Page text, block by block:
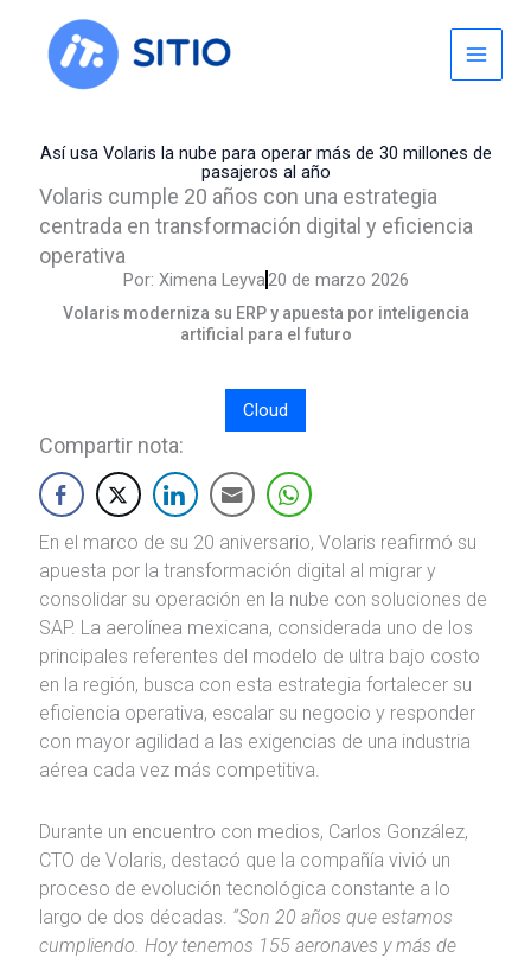
content
Así usa Volaris la nube para operar más de 30 millones de
pasajeros al año
Volaris cumple 20 años con una estrategia
centrada en transformación digital y eficiencia
operativa
Por: Ximena Leyva20 de marzo 2026
Volaris moderniza su ERP y apuesta por inteligencia
artificial para el futuro
Cloud
Compartir nota:
En el marco de su 20 aniversario, Volaris reafirmó su
apuesta por la transformación digital al migrar y
consolidar su operación en la nube con soluciones de
SAP. La aerolínea mexicana, considerada uno de los
principales referentes del modelo de ultra bajo costo
en la región, busca con esta estrategia fortalecer su
eficiencia operativa, escalar su negocio y responder
con mayor agilidad a las exigencias de una industria
aérea cada vez más competitiva.
Durante un encuentro con medios, Carlos González,
CTO de Volaris, destacó que la compañía vivió un
proceso de evolución tecnológica constante a lo
largo de dos décadas. “Son 20 años que estamos
cumpliendo. Hoy tenemos 155 aeronaves y más de